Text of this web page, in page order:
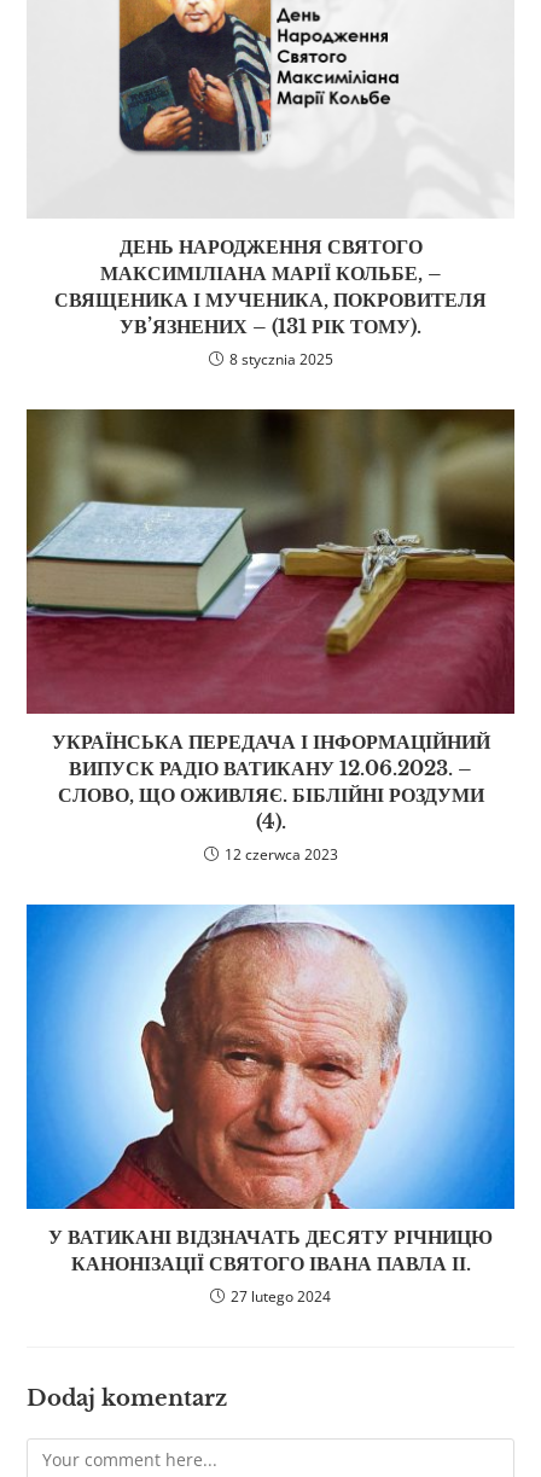
ДЕНЬ НАРОДЖЕННЯ СВЯТОГО
МАКСИМІЛІАНА МАРІЇ КОЛЬБЕ, –
СВЯЩЕНИКА І МУЧЕНИКА, ПОКРОВИТЕЛЯ
УВ’ЯЗНЕНИХ – (131 РІК ТОМУ).
8 stycznia 2025
УКРАЇНСЬКА ПЕРЕДАЧА І ІНФОРМАЦІЙНИЙ
ВИПУСК РАДІО ВАТИКАНУ 12.06.2023. –
СЛОВО, ЩО ОЖИВЛЯЄ. БІБЛІЙНІ РОЗДУМИ
(4).
12 czerwca 2023
У ВАТИКАНІ ВІДЗНАЧАТЬ ДЕСЯТУ РІЧНИЦЮ
КАНОНІЗАЦІЇ СВЯТОГО ІВАНА ПАВЛА ІІ.
27 lutego 2024
Dodaj komentarz